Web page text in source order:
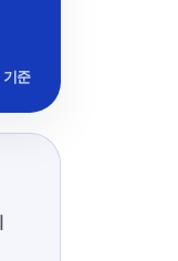
기준